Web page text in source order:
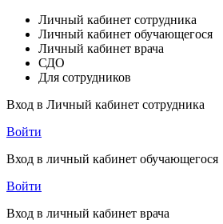
Личный кабинет сотрудника
Личный кабинет обучающегося
Личный кабинет врача
СДО
Для сотрудников
Вход в Личный кабинет сотрудника
Войти
Вход в личный кабинет обучающегося
Войти
Вход в личный кабинет врача